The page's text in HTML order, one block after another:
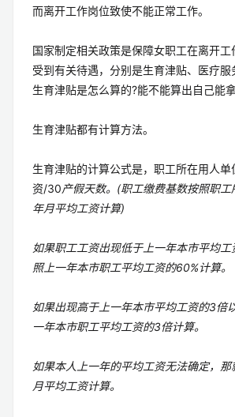
而离开工作岗位致使不能正常工作。
国家制定相关政策是保障女职工在离开
受到有关待遇，分别是生育津贴、医疗服
生育津贴是怎么算的?能不能算出自己能
生育津贴都有计算方法。
生育津贴的计算公式是，职工所在用人单
资/30产假天数。(职工缴费基数按照职
年月平均工资计算)
如果职工工资出现低于上一年本市平均
照上一年本市职工平均工资的60%计算。
如果出现高于上一年本市平均工资的3倍
一年本市职工平均工资的3倍计算。
如果本人上一年的平均工资无法确定，
月平均工资计算。